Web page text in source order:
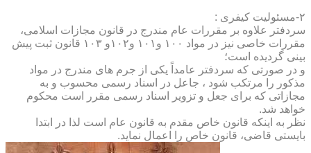
۲-مسئولیت کیفری :
سردفتر علاوه بر مقررات عام مندرج در قانون مجازات اسلامی،
مقررات خاصی نیز در مواد ۱۰۰ و۱۰۱ و۱۰۲و ۱۰۳ قانون ثبت پیش
بینی گردیده است؛
و در صورتی که سردفتر عامداً یکی از جرم های مندرج در مواد
مذکور را مرتکب شود ، جاعل در اسناد رسمی محسوب و به
مجازاتی که برای جعل و تزویر اسناد رسمی مقرر است محکوم
خواهد شد.
نظر به اینکه قانون خاص مقدم به قانون عام است لذا در ابتدا
بایستی قاضی، قانون خاص را اعمال نماید.